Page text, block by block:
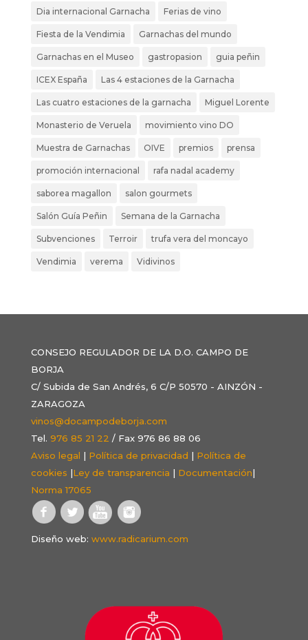
Dia internacional Garnacha Ferias de vino
Fiesta de la Vendimia Garnachas del mundo
Garnachas en el Museo gastropasion guia peñin
ICEX España Las 4 estaciones de la Garnacha
Las cuatro estaciones de la garnacha Miguel Lorente
Monasterio de Veruela movimiento vino DO
Muestra de Garnachas OIVE premios prensa
promoción internacional rafa nadal academy
saborea magallon salon gourmets
Salón Guía Peñin Semana de la Garnacha
Subvenciones Terroir trufa vera del moncayo
Vendimia verema Vidivinos
CONSEJO REGULADOR DE LA D.O. CAMPO DE
BORJA
C/ Subida de San Andrés, 6 C/P 50570 - AINZÓN -
ZARAGOZA
vinos@docampodeborja.com
Tel. 976 85 21 22 / Fax 976 86 88 06
Aviso legal | Política de privacidad | Política de
cookies |Ley de transparencia | Documentación|
Norma 17065
Diseño web: www.radicarium.com